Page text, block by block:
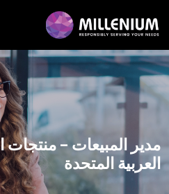
مدير المبيعات – منتجات
العربية المتحدة